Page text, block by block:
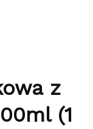
z
(1